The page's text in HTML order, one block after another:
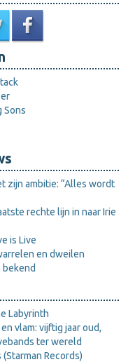
Sons
zijn ambitie: “Alles wordt
rechte lijn in naar Irie
is Live
en dweilen
Labyrinth
vlam: vijftig jaar oud,
ter wereld
Records)